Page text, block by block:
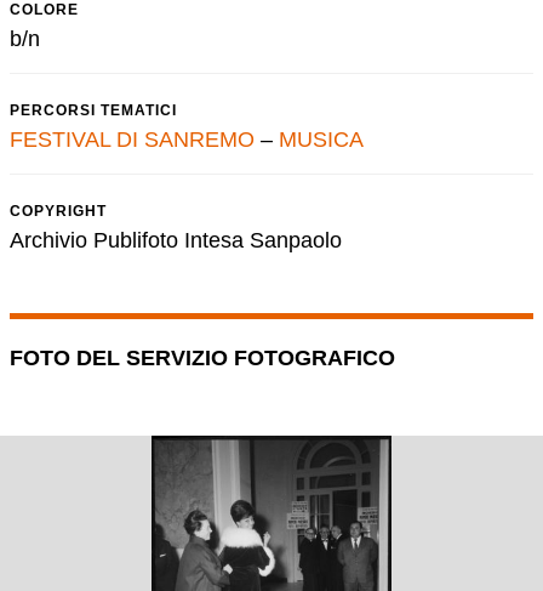
COLORE
b/n
PERCORSI TEMATICI
FESTIVAL DI SANREMO – MUSICA
COPYRIGHT
Archivio Publifoto Intesa Sanpaolo
FOTO DEL SERVIZIO FOTOGRAFICO